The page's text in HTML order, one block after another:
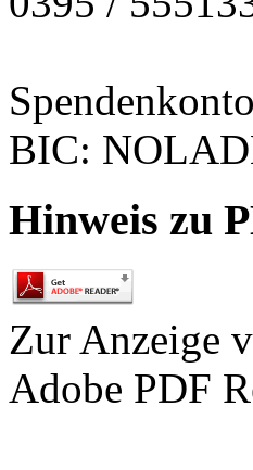
BIC:
Hinweis zu
Zur Anzeige
Adobe PDF